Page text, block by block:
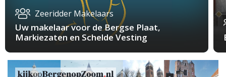
Zeeridder Makelaars
Uw makelaar voor de Bergse Plaat,
Markiezaten en Schelde Vesting